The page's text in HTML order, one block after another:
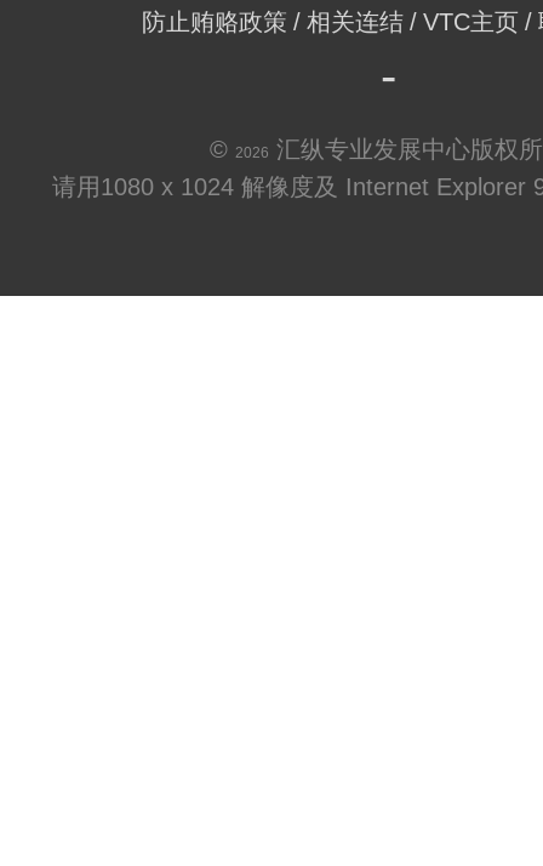
防止贿赂政策
相关连结 VTC主页
© 2026 汇纵专业发展中心版权
请用1080 x 1024 解像度及 Internet Explorer